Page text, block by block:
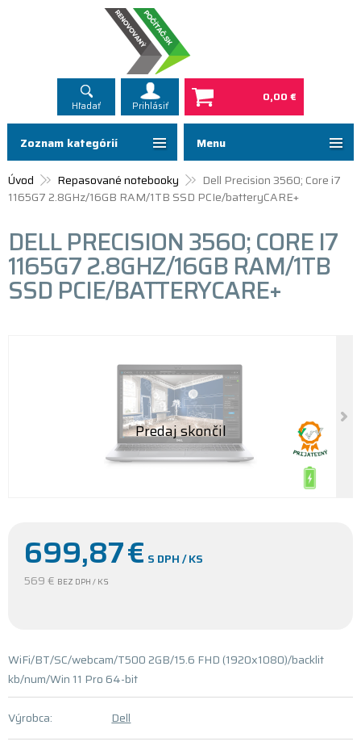
Hľadať Prihlásiť
0,00 €
Menu
Úvod Repasované notebooky
Dell Precision 3560; Core i7
1165G7 2.8GHz/16GB RAM/1TB SSD PCIe/batteryCARE+
DELL PRECISION 3560; CORE I7
1165G7 2.8GHZ/16GB RAM/1TB
SSD PCIE/BATTERYCARE+
699,87€ S DPH / KS
569 € BEZ DPH / KS
WiFi/BT/SC/webcam/T500 2GB/15.6 FHD (1920x1080)/backlit
kb/num/Win 11 Pro 64-bit
Výrobca: Dell
Zoznam kategórií